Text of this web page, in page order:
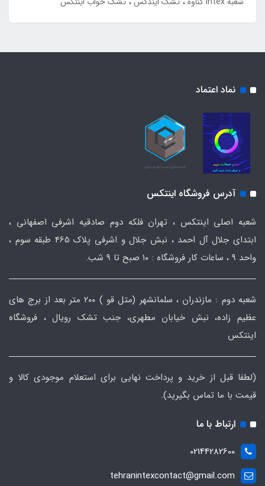
نماد اعتماد
آدرس فروشگاه اینتکس
شعبه اصلی اینتکس ، تهران فلکه دوم صادقیه اشرفی اصفهانی ،
ابتدای جلال آل احمد ، نبش جلال و اشرفی پلاک 465 طبقه سوم ،
واحد ۹ ، ساعات کار فروشگاه : ۱۰ صبح تا ۹ شب.
شعبه دوم : مازندران ، سلمانشهر (متل قو ) ۲۰۰ متر بعد از برج های
عظیم زاده، نبش خیابان مطهری، جنب تشک رویال ، فروشگاه
اینتکس
(لطفا قبل از خرید و پرداخت نهایی برای استعلام موجودی کالا و
قیمت با ما تماس بگیرید).
ارتباط با ما
02144282600
tehranintexcontact@gmail.com